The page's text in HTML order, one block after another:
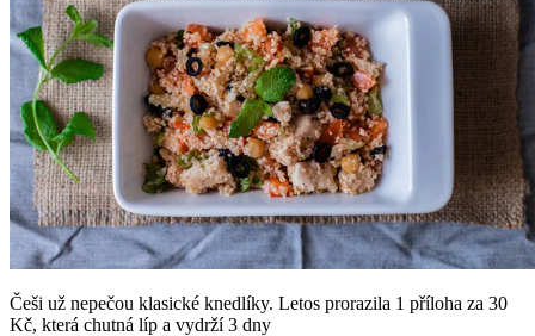
Češi už nepečou klasické knedlíky. Letos prorazila 1 příloha za 30
Kč, která chutná líp a vydrží 3 dny